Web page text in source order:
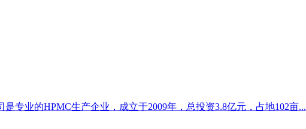
是专业的HPMC生产企业，成立于2009年，总投资3.8亿元，占地102亩...